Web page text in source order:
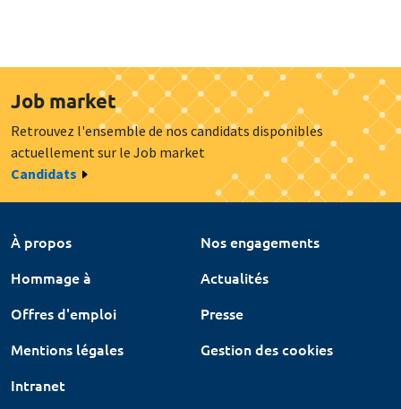
Job market
Retrouvez l'ensemble de nos candidats disponibles
actuellement sur le Job market
Candidats
À propos
Nos engagements
Hommage à
Actualités
Offres d'emploi
Presse
Mentions légales
Gestion des cookies
Intranet